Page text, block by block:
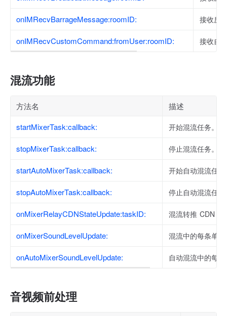
onIMRecvBarrageMessage:roomID: 接收房
onIMRecvCustomCommand:fromUser:roomID: 接收自
混流功能
方法名
描述
startMixerTask:callback:
开始混流任务。
stopMixerTask:callback: 停止混流任务。
startAutoMixerTask:callback: 开始自动混流任务
stopAutoMixerTask:callback: 停止自动混流任务
onMixerRelayCDNStateUpdate:taskID: 混流转推 CDN 状
onMixerSoundLevelUpdate: 混流中的每条单
onAutoMixerSoundLevelUpdate: 自动混流中的每
音视频前处理